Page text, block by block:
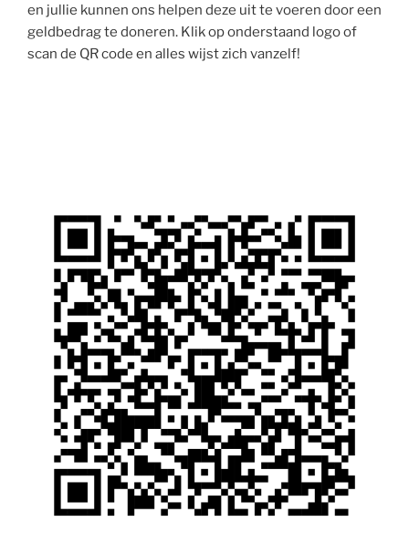
en jullie kunnen ons helpen deze uit te voeren door een
geldbedrag te doneren. Klik op onderstaand logo of
scan de QR code en alles wijst zich vanzelf!